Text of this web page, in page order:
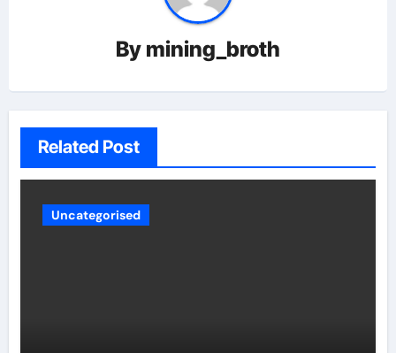
By mining_broth
Related Post
Uncategorised